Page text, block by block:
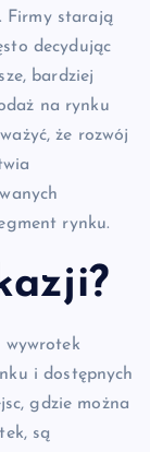
Firmy starają
decydując
bardziej
na rynku
że rozwój
rynku.
wywrotek
i dostępnych
gdzie można
są